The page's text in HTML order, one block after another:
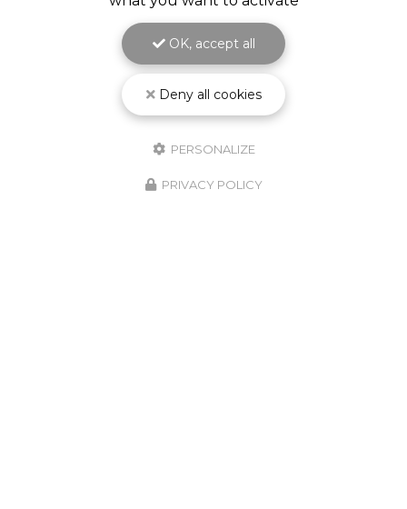
OK, accept all
Deny all cookies
PERSONALIZE
PRIVACY POLICY